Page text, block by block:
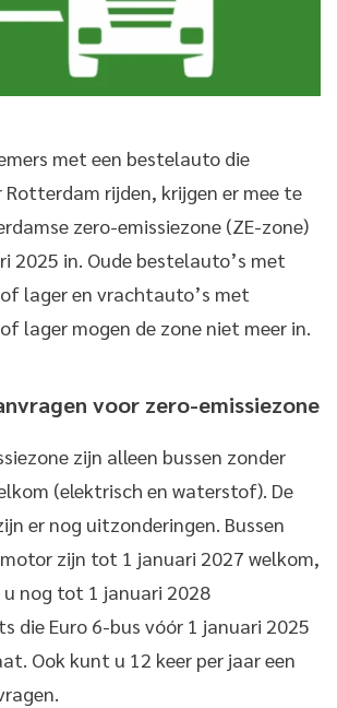
met een bestelauto die
rijden, krijgen er mee te
zero-emissiezone (ZE-zone)
2025 in. Oude bestelauto’s met
of lager en vrachtauto’s met
lager mogen de zone niet meer in.
voor zero-emissiezone
zijn alleen bussen zonder
(elektrisch en waterstof). De
er nog uitzonderingen. Bussen
zijn tot 1 januari 2027 welkom,
u nog tot 1 januari 2028
die Euro 6-bus vóór 1 januari 2025
Ook kunt u 12 keer per jaar een